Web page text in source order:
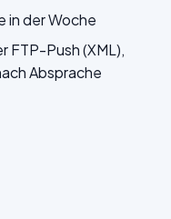
in der Woche
FTP-Push (XML),
Absprache